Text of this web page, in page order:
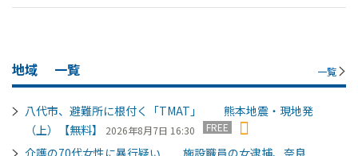
地域 一覧 一覧
八代市、避難所に根付く「TMAT」 熊本地震・現地発
（上）【無料】
2026年8月7日 16:30 FREE
介護の70代女性に暴行疑い 施設職員の女逮捕、奈良